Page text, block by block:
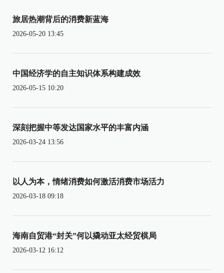
旅居热潮背后的消费新蓝海
2026-05-20 13:45
中国经济学的自主知识体系构建成效
2026-05-15 10:20
深刻把握中等发达国家水平的丰富内涵
2026-03-24 13:56
以人为本，情绪消费如何激活消费市场活力
2026-03-18 09:18
海南自贸港“封关”何以撬动亚太经贸棋局
2026-03-12 16:12